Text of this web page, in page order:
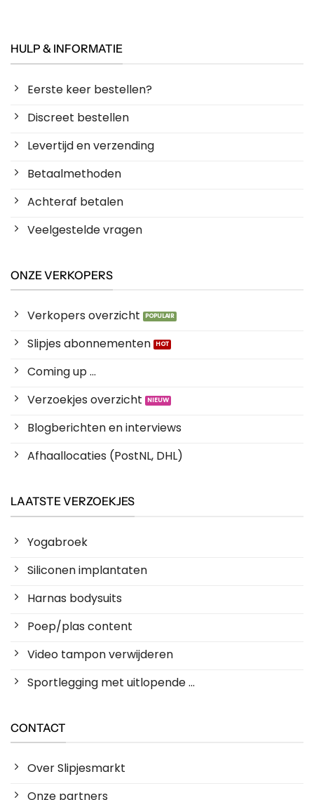
HULP & INFORMATIE
Eerste keer bestellen?
Discreet bestellen
Levertijd en verzending
Betaalmethoden
Achteraf betalen
Veelgestelde vragen
ONZE VERKOPERS
Verkopers overzicht
Slipjes abonnementen
Coming up ...
Verzoekjes overzicht
Blogberichten en interviews
Afhaallocaties (PostNL, DHL)
LAATSTE VERZOEKJES
Yogabroek
Siliconen implantaten
Harnas bodysuits
Poep/plas content
Video tampon verwijderen
Sportlegging met uitlopende ...
CONTACT
Over Slipjesmarkt
Onze partners